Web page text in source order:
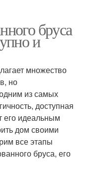
бруса
и
множество
но
из самых
доступная
его идеальным
дом своими
все этапы
бруса, его